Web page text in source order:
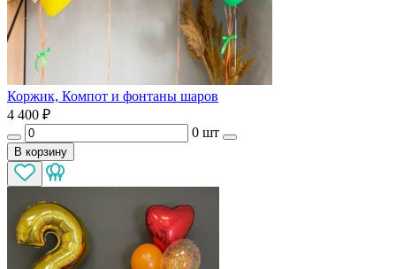
Коржик, Компот и фонтаны шаров
4 400 ₽
0 шт
В корзину